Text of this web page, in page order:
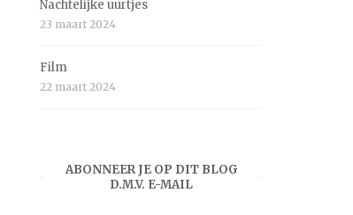
Nachtelijke uurtjes
23 maart 2024
Film
22 maart 2024
ABONNEER JE OP DIT BLOG
D.M.V. E-MAIL